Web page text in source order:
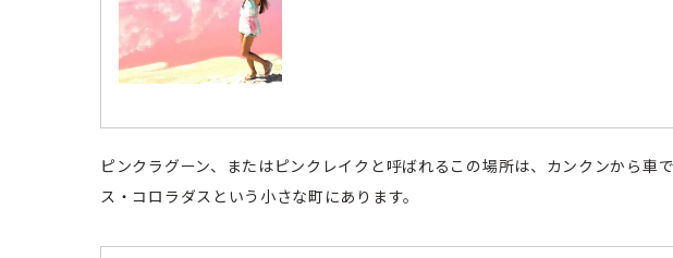
ピンクラグーン、またはピンクレイクと呼ばれるこの場所は、カンクンから車
ス・コロラダスという小さな町にあります。